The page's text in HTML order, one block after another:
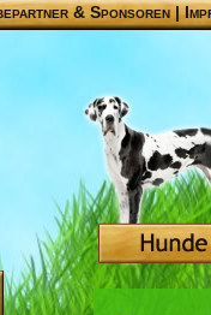
& Sponsoren|